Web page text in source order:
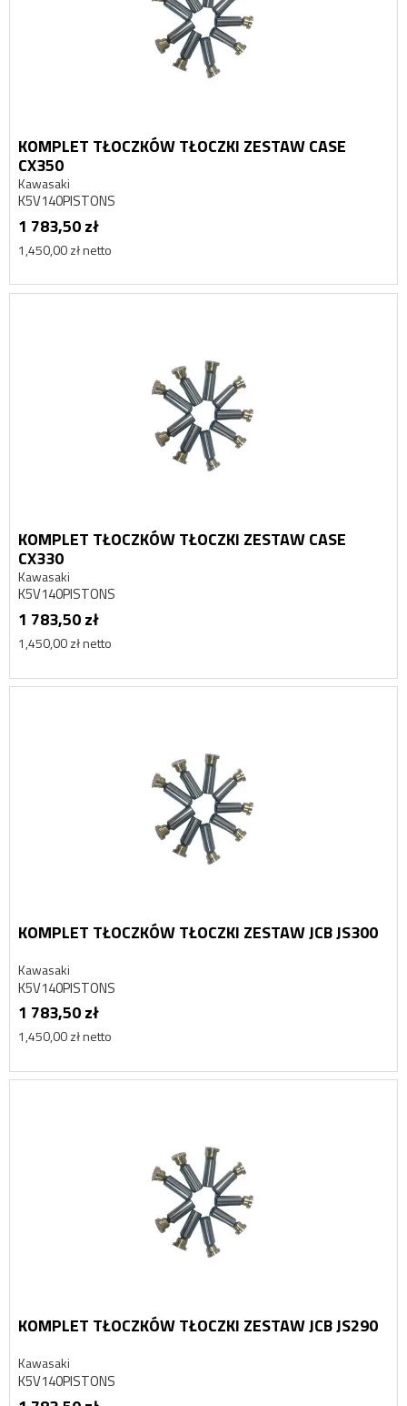
KOMPLET TŁOCZKÓW TŁOCZKI ZESTAW CASE
CX350
Kawasaki
K5V140PISTONS
1 783,50 zł
1,450,00 zł netto
KOMPLET TŁOCZKÓW TŁOCZKI ZESTAW CASE
CX330
Kawasaki
K5V140PISTONS
1 783,50 zł
1,450,00 zł netto
KOMPLET TŁOCZKÓW TŁOCZKI ZESTAW JCB JS300
Kawasaki
K5V140PISTONS
1 783,50 zł
1,450,00 zł netto
KOMPLET TŁOCZKÓW TŁOCZKI ZESTAW JCB JS290
Kawasaki
K5V140PISTONS